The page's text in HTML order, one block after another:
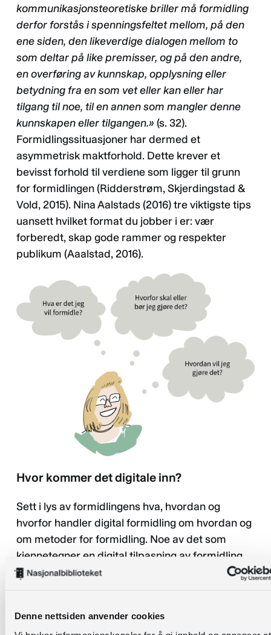
Denne nettsiden anvender cookies
kommunikasjonsteoretiske briller må formidling
derfor forstås i spenningsfeltet mellom, på den
ene siden, den likeverdige dialogen mellom to
som deltar på like premisser, og på den andre,
en overføring av kunnskap, opplysning eller
betydning fra en som vet eller kan eller har
tilgang til noe, til en annen som mangler denne
kunnskapen eller tilgangen.» (s. 32).
Formidlingssituasjoner har dermed et
asymmetrisk maktforhold. Dette krever et
bevisst forhold til verdiene som ligger til grunn
for formidlingen (Ridderstrøm, Skjerdingstad &
Vold, 2015). Nina Aalstads (2016) tre viktigste tips
uansett hvilket format du jobber i er: vær
forberedt, skap gode rammer og respekter
publikum (Aaalstad, 2016).
Hvor kommer det digitale inn?
Sett i lys av formidlingens hva, hvordan og
hvorfor handler digital formidling om hvordan og
om metoder for formidling. Noe av det som
kjennetegner en digital tilpasning av formidling
er distansen til publikum, uavhengig om
formidles og spres i digitale kanaler.